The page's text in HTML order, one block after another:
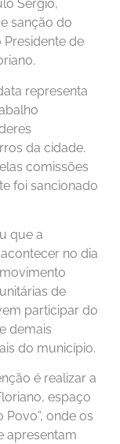
Sérgio,
sanção do
de
representa
da cidade.
comissões
foi sancionado
que a
no dia
de
participar do
demais
do município.
é realizar a
espaço
onde os
apresentam